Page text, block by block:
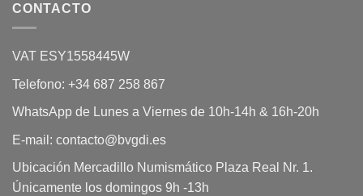
CONTACTO
VAT ESY1558445W
Telefono: +34 687 258 867
WhatsApp de Lunes a Viernes de 10h-14h & 16h-20h
E-mail: contacto@bvgdi.es
Ubicación Mercadillo Numismático Plaza Real Nr. 1.
Únicamente los domingos 9h -13h